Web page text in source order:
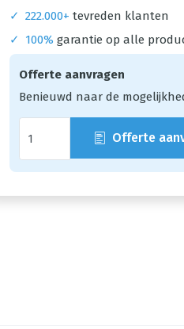
✓ 222.000+ tevreden klanten
✓
100% garantie op alle
Offerte aanvragen
Benieuwd naar de
Offerte